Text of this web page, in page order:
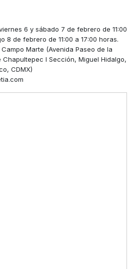
6 y sábado 7 de febrero de 11:00
8 de febrero de 11:00 a 17:00 horas.
Marte (Avenida Paseo de la
Chapultepec I Sección, Miguel Hidalgo,
CDMX)